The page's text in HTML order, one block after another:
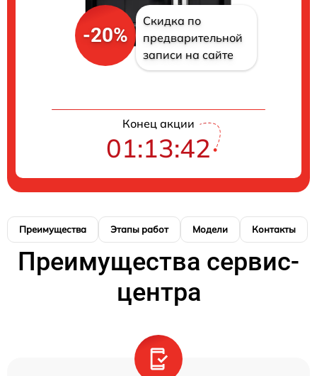
-20%
Скидка по
предварительной
записи на сайте
Конец акции
01:13:41
Преимущества Этапы работ Модели Контакты
Преимущества сервис-
центра